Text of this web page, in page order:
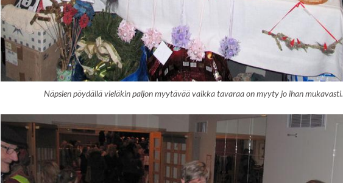
Näpsien pöydällä vieläkin paljon myytävää vaikka tavaraa on myyty jo ihan mukavasti.